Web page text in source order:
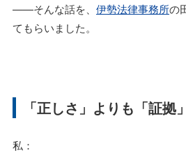
——そんな話を、 伊勢法律事務所の
てもらいました。
「正しさ」よりも「証拠
私：